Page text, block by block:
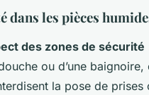
dans les pièces
des zones de sécurité
ou d’une baignoire,
la pose de prises